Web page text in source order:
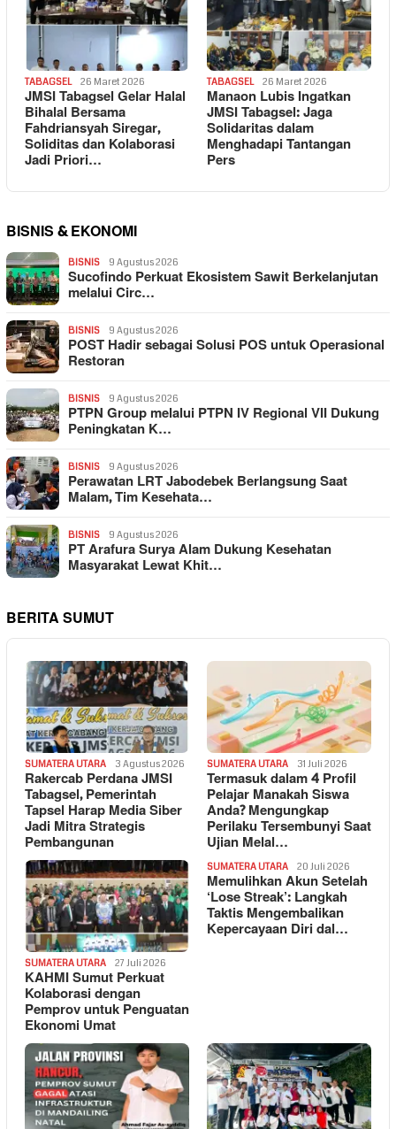
TABAGSEL 26 Maret 2026
JMSI Tabagsel Gelar Halal
Bihalal Bersama
Fahdriansyah Siregar,
Soliditas dan Kolaborasi
Jadi Priori…
TABAGSEL 26 Maret 2026
Manaon Lubis Ingatkan
JMSI Tabagsel: Jaga
Solidaritas dalam
Menghadapi Tantangan
Pers
BISNIS & EKONOMI
BISNIS 9 Agustus 2026
Sucofindo Perkuat Ekosistem Sawit Berkelanjutan
melalui Circ…
BISNIS 9 Agustus 2026
POST Hadir sebagai Solusi POS untuk Operasional
Restoran
BISNIS 9 Agustus 2026
PTPN Group melalui PTPN IV Regional VII Dukung
Peningkatan K…
BISNIS 9 Agustus 2026
Perawatan LRT Jabodebek Berlangsung Saat
Malam, Tim Kesehata…
BISNIS 9 Agustus 2026
PT Arafura Surya Alam Dukung Kesehatan
Masyarakat Lewat Khit…
BERITA SUMUT
SUMATERA UTARA 3 Agustus 2026
Rakercab Perdana JMSI
Tabagsel, Pemerintah
Tapsel Harap Media Siber
Jadi Mitra Strategis
Pembangunan
SUMATERA UTARA 31 Juli 2026
Termasuk dalam 4 Profil
Pelajar Manakah Siswa
Anda? Mengungkap
Perilaku Tersembunyi Saat
Ujian Melal…
SUMATERA UTARA 27 Juli 2026
KAHMI Sumut Perkuat
Kolaborasi dengan
Pemprov untuk Penguatan
Ekonomi Umat
SUMATERA UTARA 20 Juli 2026
Memulihkan Akun Setelah
‘Lose Streak’: Langkah
Taktis Mengembalikan
Kepercayaan Diri dal…